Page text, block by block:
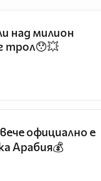
над милион
трол😯💥
официално е
Арабия💰